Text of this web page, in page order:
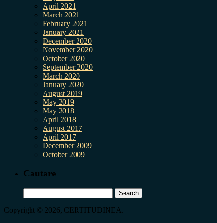
April 2021
March 2021
February 2021
January 2021
December 2020
November 2020
October 2020
September 2020
March 2020
January 2020
August 2019
May 2019
May 2018
April 2018
August 2017
April 2017
December 2009
October 2009
Cautare
for:
Copyright © 2026, CERTITUDINEA.